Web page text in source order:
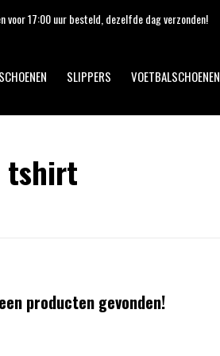
SCHOENEN SLIPPERS VOETBALSCHOENEN
voor 17:00 uur besteld, dezelfde dag verzonden!
tshirt
producten gevonden!